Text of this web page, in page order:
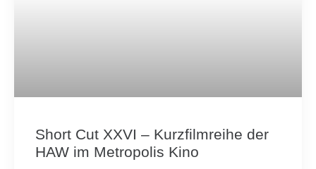
Short Cut XXVI – Kurzfilmreihe der
HAW im Metropolis Kino